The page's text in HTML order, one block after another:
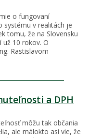
o fungovaní
systému v realitách je
tomu, že na Slovensku
10 rokov. O
Rastislavom
a DPH
môžu tak občania
ale málokto asi vie, že